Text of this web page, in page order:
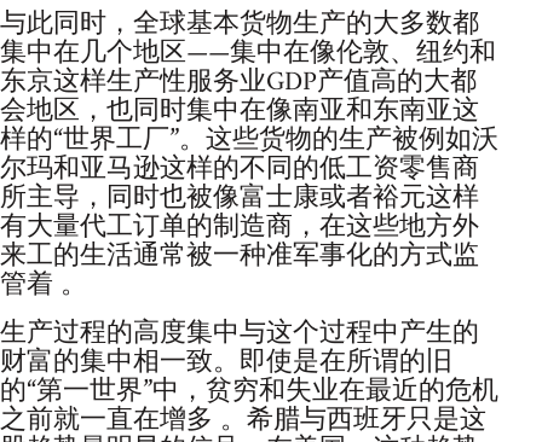
与此同时，全球基本货物生产的大多数都
集中在几个地区——集中在像伦敦、纽约和
东京这样生产性服务业GDP产值高的大都
会地区，也同时集中在像南亚和东南亚这
样的“世界工厂”。这些货物的生产被例如沃
尔玛和亚马逊这样的不同的低工资零售商
所主导，同时也被像富士康或者裕元这样
有大量代工订单的制造商，在这些地方外
来工的生活通常被一种准军事化的方式监
管着 。
生产过程的高度集中与这个过程中产生的
财富的集中相一致。即使是在所谓的旧
的“第一世界”中，贫穷和失业在最近的危机
之前就一直在增多 。希腊与西班牙只是这